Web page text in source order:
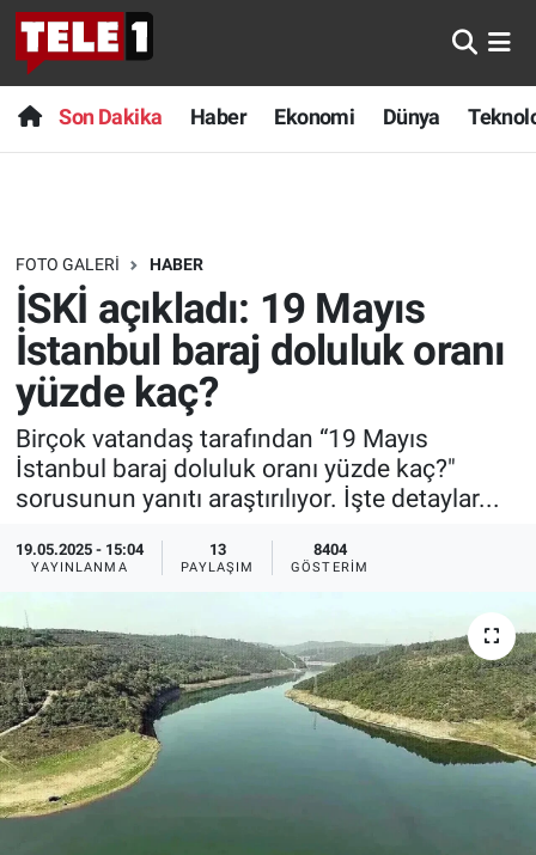
Son Dakika Haber Ekonomi Dünya
FOTO GALERI HABER
İSKİ açıkladı: 19 Mayıs
İstanbul baraj doluluk oranı
yüzde kaç?
Birçok vatandaş tarafından “19 Mayıs
İstanbul baraj doluluk oranı yüzde kaç?"
sorusunun yanıtı araştırılıyor. İşte detaylar...
19.05.2025 - 15:04
YAYINLANMA
13
PAYLAŞIM
8404
GÖSTERIM
Anında Manşet
Başka Sohbetler
Bilim turu
Bilim ve Teknoloji Evreni
Doğa Konuşuyor
Dünya
Ege Saati
Ege'den Esintiler
Eğitim
Eğlence
Ekonomi
Son Dakika
Haber
Dünya
Teknoloji
Sağlık
Spor
Yayın Akışı
İletişim
Nöbetçi Eczaneler
Hava Durumu
Trafik Durumu
Süper Lig Puan Durumu ve Fikstür
Tüm Manşetler
Son Dakika Haberleri
Haber Arşivi